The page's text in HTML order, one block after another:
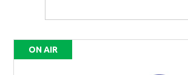
ON AIR